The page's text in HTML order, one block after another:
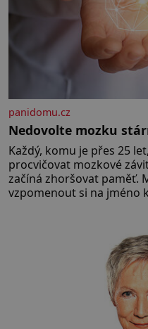
panidomu.cz
Nedovolte mozku
Každý, komu je přes 25
procvičovat mozkové
začíná zhoršovat paměť.
vzpomenout si na jméno
rozhodla stávkovat.